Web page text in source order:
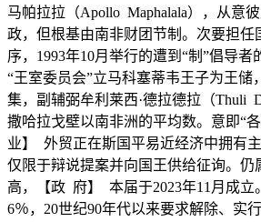
马帕拉拉（Apollo Maphalala），从意
政，但根基由南非财团节制。次要担任
序，1993年10月举行的遭到“制”倡导者
“王室委员会”立马科塞蒂韦王子为王储
集，副辅弼牟利莱西·德拉德拉（Thuli
撒哈拉戈壁以南非洲的平均数。意即“
业】 外贸正在斯国平易近经济中拥有
仅限于辩说提案并向国王供给征询。仍
高，【政 府】 本届于2023年11月成立
6％，20世纪90年代以来要求解除、实